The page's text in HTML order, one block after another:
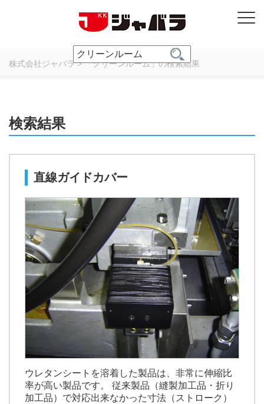
株式会社ジャバラ>「クリーンルーム」の検索結果
検索結果
直線ガイドカバー
ウレタンシートを溶着した製品は、非常に伸縮比
率が高い製品です。 従来製品（縫製加工品・折り
加工品）で対応出来なかった寸法（ストローク）